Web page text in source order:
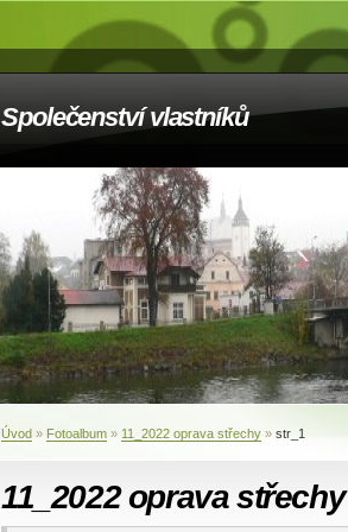
Společenství vlastníků
Úvod » Fotoalbum » 11_2022 oprava střechy » str_1
11_2022 oprava střechy